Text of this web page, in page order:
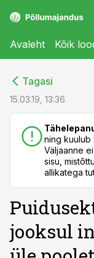
Avaleht Kõik
Tagasi
15.03.19, 13:36
ning kuulub
Väljaanne
sisu,
allikatega
jooksul